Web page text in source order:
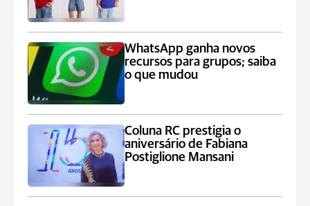
WhatsApp ganha novos
recursos para grupos; saiba
o que mudou
Coluna RC prestigia o
aniversário de Fabiana
Postiglione Mansani